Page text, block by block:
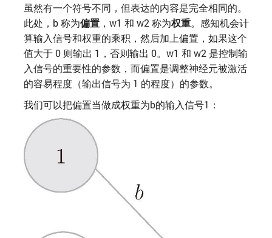
虽然有一个符号不同，但表达的内容是完全相同的。
此处，b 称为偏置 ，w1 和 w2 称为权重。感知机会计
算输入信号和权重的乘积，然后加上偏置，如果这个
值大于 0 则输出 1，否则输出 0。w1 和 w2 是控制输
入信号的重要性的参数，而偏置是调整神经元被激活
的容易程度（输出信号为 1 的程度）的参数。
我们可以把偏置当做成权重为b的输入信号1：